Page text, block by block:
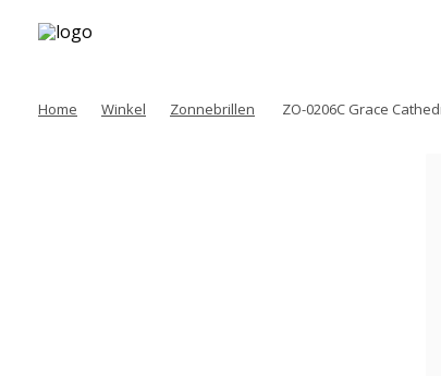
Home Winkel Zonnebrillen ZO-0206C Grace